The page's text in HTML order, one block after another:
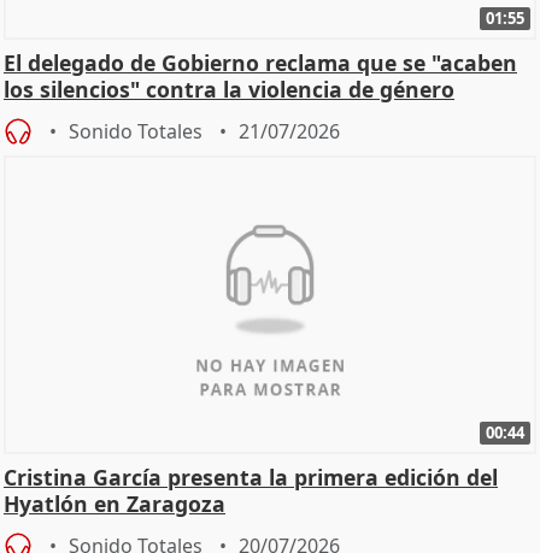
01:55
El delegado de Gobierno reclama que se "acaben
los silencios" contra la violencia de género
Sonido Totales 21/07/2026
00:44
Cristina García presenta la primera edición del
Hyatlón en Zaragoza
Sonido Totales 20/07/2026